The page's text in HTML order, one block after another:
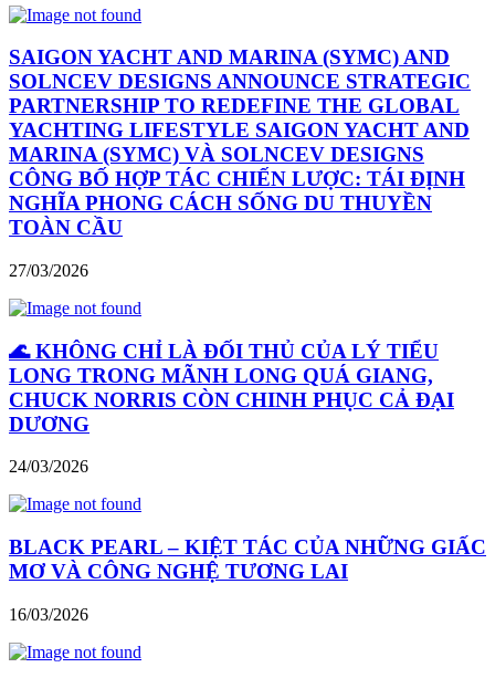
SAIGON YACHT AND MARINA (SYMC) AND
SOLNCEV DESIGNS ANNOUNCE STRATEGIC
PARTNERSHIP TO REDEFINE THE GLOBAL
YACHTING LIFESTYLE SAIGON YACHT AND
MARINA (SYMC) VÀ SOLNCEV DESIGNS
CÔNG BỐ HỢP TÁC CHIẾN LƯỢC: TÁI ĐỊNH
NGHĨA PHONG CÁCH SỐNG DU THUYỀN
TOÀN CẦU
27/03/2026
🌊 KHÔNG CHỈ LÀ ĐỐI THỦ CỦA LÝ TIỂU
LONG TRONG MÃNH LONG QUÁ GIANG,
CHUCK NORRIS CÒN CHINH PHỤC CẢ ĐẠI
DƯƠNG
24/03/2026
BLACK PEARL – KIỆT TÁC CỦA NHỮNG GIẤC
MƠ VÀ CÔNG NGHỆ TƯƠNG LAI
16/03/2026